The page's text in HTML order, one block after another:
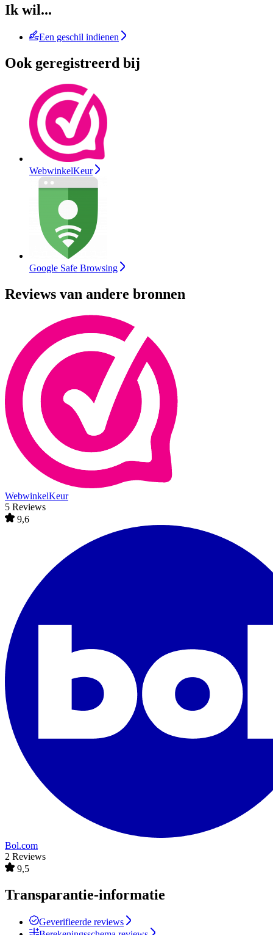
Ik wil...
Een geschil indienen
Ook geregistreerd bij
WebwinkelKeur
Google Safe Browsing
Reviews van andere bronnen
WebwinkelKeur
5 Reviews
9,6
Bol.com
2 Reviews
9,5
Transparantie-informatie
Geverifieerde reviews